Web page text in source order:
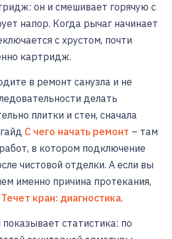
он и смешивает горячую с
напор. Когда рычаг начинает
с хрустом, почти
картридж.
в ремонт санузла и не
делать
плитки и стен, сначала
С чего начать ремонт – там
в котором подключение
чистовой отделки. А если вы
именно причина протекания,
Течет кран: диагностика.
статистика: по